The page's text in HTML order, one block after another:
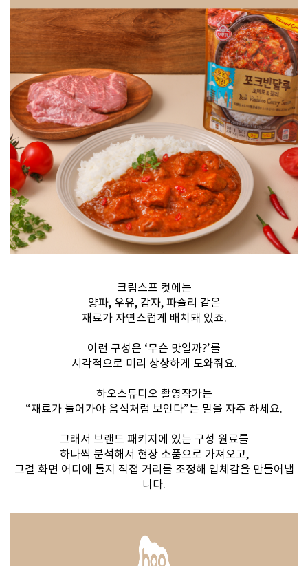
크림스프 컷에는
양파, 우유, 감자, 파슬리 같은
재료가 자연스럽게 배치돼 있죠.
이런 구성은 ‘무슨 맛일까?’를
시각적으로 미리 상상하게 도와줘요.
하오스튜디오 촬영작가는
“재료가 들어가야 음식처럼 보인다”는 말을 자주 하세요.
그래서 브랜드 패키지에 있는 구성 원료를
하나씩 분석해서 현장 소품으로 가져오고,
그걸 화면 어디에 둘지 직접 거리를 조정해 입체감을 만들어냅
니다.